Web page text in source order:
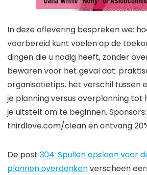
In deze aflevering bespreken we:
voorbereid kunt voelen op de
dingen die u nodig heeft, zonder
bewaren voor het geval dat.
organisatietips. het verschil tussen
je planning versus overplanning tot
je uitstelt om te beginnen.
thirdlove.com/clean en ontvang
De post 304: Spullen opslaan voor
plannen overdenkenverscheen